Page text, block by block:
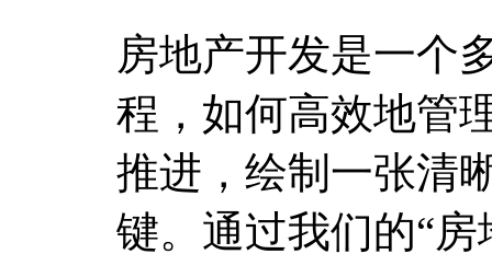
房地产开发是一个
程，如何高效地管
推进，绘制一张清
键。通过我们的“